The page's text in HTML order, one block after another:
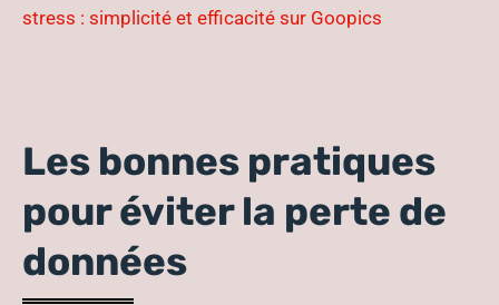
stress : simplicité et efficacité sur Goopics
Les bonnes pratiques
pour éviter la perte de
données